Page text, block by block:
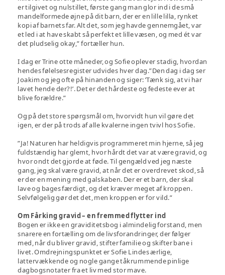
er tilgivet og nulstillet, første gang man glor ind i de små
mandelformede øjne på dit barn, der er en lille lilla, rynket
kopi af barnets far. Alt det, som jeg havde gennemgået, var
et led i at have skabt så perfekt et lille væsen, og med ét var
det pludselig okay,” fortæller hun.
I dag er Trine otte måneder, og Sofie oplever stadig, hvordan
hendes følelsesregister udvides hver dag.”Den dag i dag ser
Joakim og jeg ofte på hinanden og siger: ’Tænk sig, at vi har
lavet hende der?!’. Det er det hårdeste og fedeste ever at
blive forældre.”
Og på det store spørgsmål om, hvorvidt hun vil gøre det
igen, er der på trods af alle kvalerne ingen tvivl hos Sofie.
”Ja! Naturen har heldigvis programmeret min hjerne, så jeg
fuldstændig har glemt, hvor hårdt det var at være gravid, og
hvor ondt det gjorde at føde. Til gengæld ved jeg næste
gang, jeg skal være gravid, at når det er overdrevet skod, så
er der en mening med galskaben. Der er et barn, der skal
lave og bages færdigt, og det kræver meget af kroppen.
Selvfølgelig gør det det, men kroppen er for vild.”
Om Fårking gravid – en fremmed flytter ind
Bogen er ikke en graviditetsbog i almindelig forstand, men
snarere en fortælling om de livsforandringer, der følger
med, når du bliver gravid, stifter familie og skifter bane i
livet. Omdrejningspunktet er Sofie Lindes ærlige,
lattervækkende og nogle gange tåkrummende pinlige
dagbogsnotater fra et liv med stor mave.